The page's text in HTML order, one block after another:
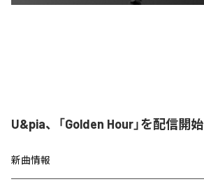
U&pia、「Golden Hour」を配信開始
新曲情報